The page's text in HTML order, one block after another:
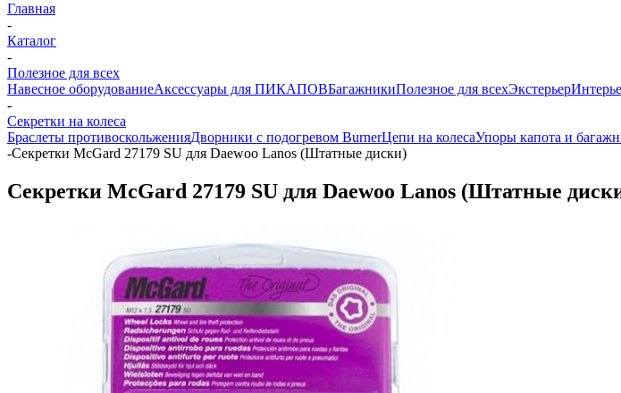
Главная
-
Каталог
-
Полезное для всех
Навесное оборудованиеАксессуары для ПИКАПОВБагажникиПолезное для всехЭкстерьер
-
Секретки на колеса
Браслеты противоскольженияДворники с подогревом BurnerЦепи на колесаУпоры капота и
-Секретки McGard 27179 SU для Daewoo Lanos (Штатные диски)
Секретки McGard 27179 SU для Daewoo Lanos (Штатные